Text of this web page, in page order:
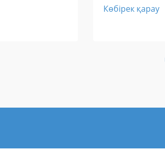
Көбірек қарау